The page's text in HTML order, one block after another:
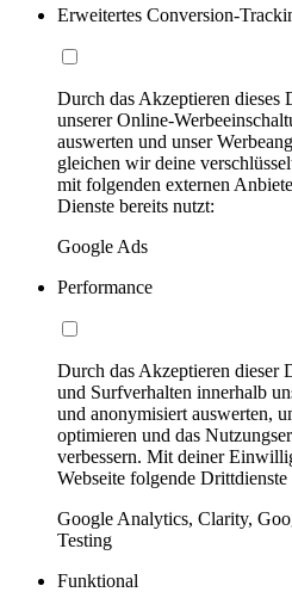
Erweitertes Conversion-
Durch das Akzeptieren
unserer Online-
auswerten und unser
gleichen wir deine
mit folgenden externen
Dienste bereits nutzt:
Google Ads
Performance
Durch das Akzeptieren dieser
und Surfverhalten innerhalb
und anonymisiert auswerten,
optimieren und das
verbessern. Mit deiner
Webseite folgende Drittdienste
Google Analytics, Clarity,
Testing
Funktional